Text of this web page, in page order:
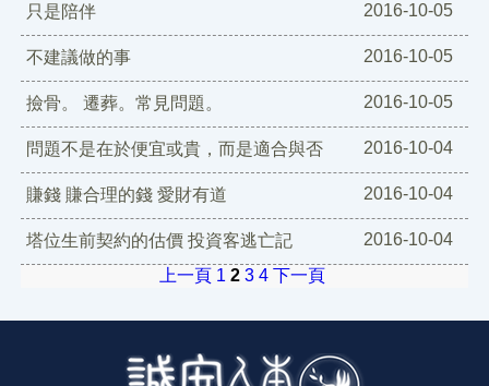
2016-10-05
只是陪伴
2016-10-05
不建議做的事
2016-10-05
撿骨。 遷葬。常見問題。
2016-10-04
問題不是在於便宜或貴，而是適合與否
2016-10-04
賺錢 賺合理的錢 愛財有道
2016-10-04
塔位生前契約的估價 投資客逃亡記
上一頁 1 2 3 4 下一頁
誠安禮儀公司,桃園禮儀公司,桃園葬儀社,桃園葬儀社推薦,台北